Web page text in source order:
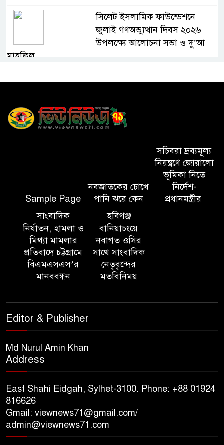
সিলেট ইসলামিক ফাউন্ডেশনে
জুলাই গণঅভ্যুত্থান দিবস ২০২৬
উপলক্ষ্যে আলোচনা সভা ও দু’আ
মাহফিল
পরিবেশ রক্ষায় ব্যক্তিগত উদ্যোগ
বিভাগীয় কমিশনার
কমিশনার জুলাই স্মৃতিস্তম্ভে পুষ্পস্তবক
অর্পণ ও জুলাই গণঅভ্যুত্থানের
১০ লাখ টাকার চেক ডিজঅনার
মামলায় এক বছরের সাজা
‘সমন্বিত উদ্যোগেই গড়ে উঠবে
আধুনিক সিলেট’ – বাণিজ্যমন্ত্রী
আয়োজন ‘শ্রাবনের মেঘগুলো’
গভীর শ্রদ্ধা নিবেদন
শতাংশই সিলেটি
Sample Page
নবজাতকের চোখে
পানি ঝরে কেন
সচিবরা দ্রব্যমূল্য
নিয়ন্ত্রণে জোরালো
ভূমিকা নিতে
নির্দেশ-
প্রধানমন্ত্রীর
সাংবাদিক
নির্যাতন, হামলা ও
মিথ্যা মামলার
প্রতিবাদে চট্টগ্রামে
বিএমএসএস’র
মানববন্ধন
হবিগঞ্জ
বানিয়াচংয়ে
নবাগত ওসির
সাথে সাংবাদিক
নেতৃবৃন্দের
মতবিনিময়
Editor & Publisher
Md Nurul Amin Khan
Address
East Shahi Eidgah, Sylhet-3100. Phone: +88 01924
816626
Gmail: viewnews71@gmail.com/
admin@viewnews71.com